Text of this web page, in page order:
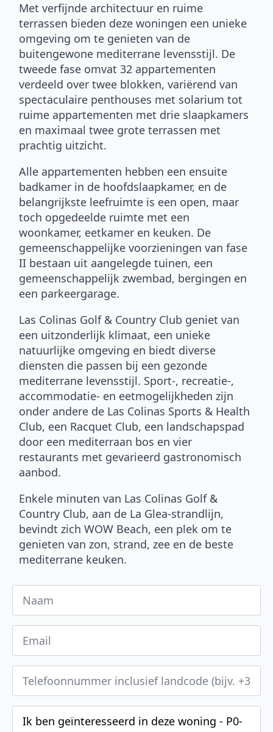
Met verfijnde architectuur en ruime
terrassen bieden deze woningen een unieke
omgeving om te genieten van de
buitengewone mediterrane levensstijl. De
tweede fase omvat 32 appartementen
verdeeld over twee blokken, variërend van
spectaculaire penthouses met solarium tot
ruime appartementen met drie slaapkamers
en maximaal twee grote terrassen met
prachtig uitzicht.
Alle appartementen hebben een ensuite
badkamer in de hoofdslaapkamer, en de
belangrijkste leefruimte is een open, maar
toch opgedeelde ruimte met een
woonkamer, eetkamer en keuken. De
gemeenschappelijke voorzieningen van fase
II bestaan uit aangelegde tuinen, een
gemeenschappelijk zwembad, bergingen en
een parkeergarage.
Las Colinas Golf & Country Club geniet van
een uitzonderlijk klimaat, een unieke
natuurlijke omgeving en biedt diverse
diensten die passen bij een gezonde
mediterrane levensstijl. Sport-, recreatie-,
accommodatie- en eetmogelijkheden zijn
onder andere de Las Colinas Sports & Health
Club, een Racquet Club, een landschapspad
door een mediterraan bos en vier
restaurants met gevarieerd gastronomisch
aanbod.
Enkele minuten van Las Colinas Golf &
Country Club, aan de La Glea-strandlijn,
bevindt zich WOW Beach, een plek om te
genieten van zon, strand, zee en de beste
mediterrane keuken.